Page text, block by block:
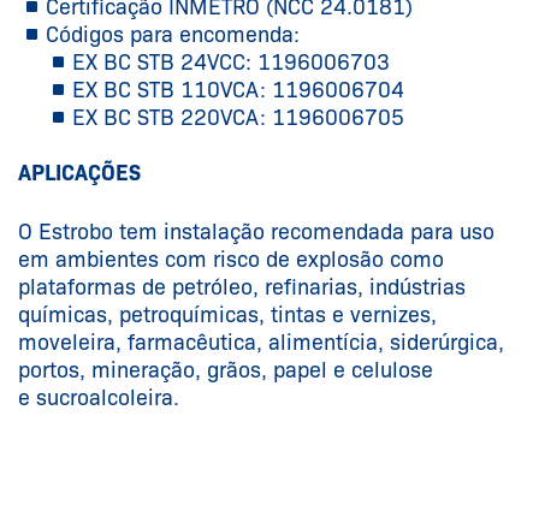
Certificação INMETRO (NCC 24.0181)
Códigos para encomenda:
EX BC STB 24VCC: 1196006703
EX BC STB 110VCA: 1196006704
EX BC STB 220VCA: 1196006705
APLICAÇÕES
O Estrobo tem instalação recomendada para uso
em ambientes com risco de explosão como
plataformas de petróleo, refinarias, indústrias
químicas, petroquímicas, tintas e vernizes,
moveleira, farmacêutica, alimentícia, siderúrgica,
portos, mineração, grãos, papel e celulose
e sucroalcoleira.